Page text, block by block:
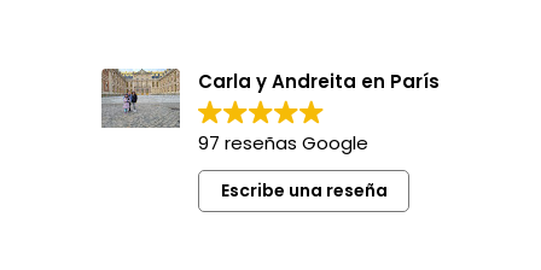
Carla y Andreita en París
97 reseñas Google
Escribe una reseña